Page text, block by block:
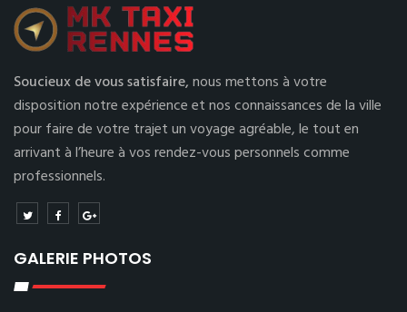
Soucieux de vous satisfaire,nous mettons à votre
disposition notre expérience et nos connaissances de la ville
pour faire de votre trajet un voyage agréable, le tout en
arrivant à l’heure à vos rendez-vous personnels comme
professionnels.
GALERIE PHOTOS